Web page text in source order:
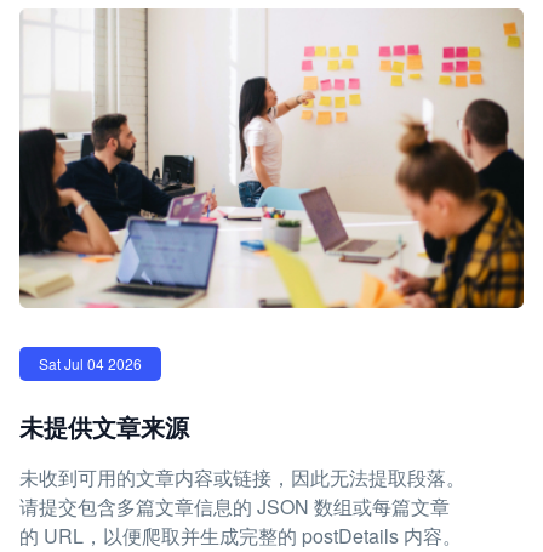
Sat Jul 04 2026
未提供文章来源
未收到可用的文章内容或链接，因此无法提取段落。
请提交包含多篇文章信息的 JSON 数组或每篇文章
的 URL，以便爬取并生成完整的 postDetails 内容。